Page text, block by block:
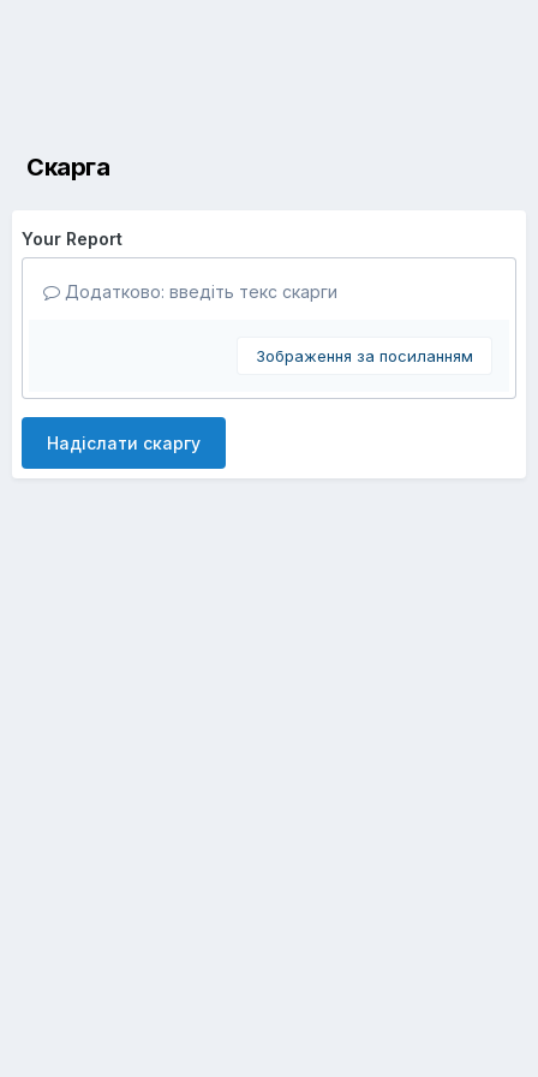
Скарга
Your Report
Додатково: введіть текс скарги
Зображення за посиланням
Надіслати скаргу